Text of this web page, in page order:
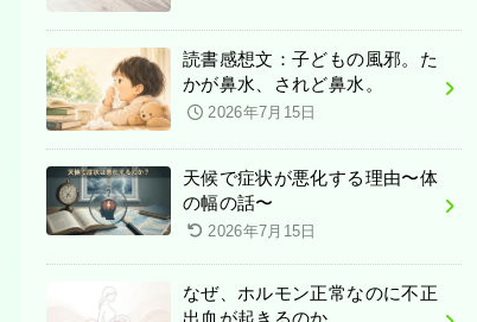
読書感想文：子どもの風邪。た
かが鼻水、されど鼻水。
2026年7月15日
天候で症状が悪化する理由〜体
の幅の話〜
2026年7月15日
なぜ、ホルモン正常なのに不正